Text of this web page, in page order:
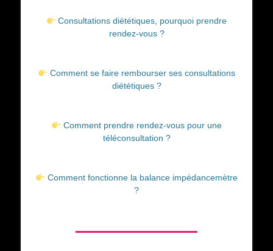
Consultations diététiques, pourquoi prendre
rendez-vous ?
Comment se faire rembourser ses consultations
diététiques ?
Comment prendre rendez-vous pour une
téléconsultation ?
Comment fonctionne la balance impédancemètre
?